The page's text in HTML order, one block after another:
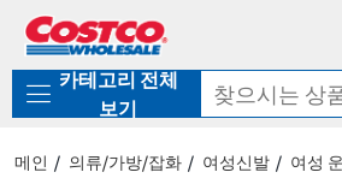
로
기
가
카테고리 전체
보기
메인 의류/가방/잡화 여성신발 여성